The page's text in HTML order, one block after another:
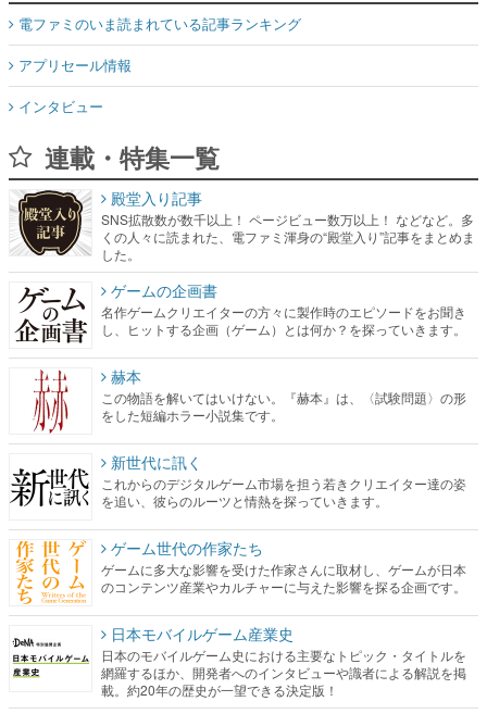
電ファミのいま読まれている記事ランキング
アプリセール情報
インタビュー
連載・特集一覧
殿堂入り記事
SNS拡散数が数千以上！ ページビュー数万以上！ などなど。多
くの人々に読まれた、電ファミ渾身の“殿堂入り”記事をまとめま
した。
ゲームの企画書
名作ゲームクリエイターの方々に製作時のエピソードをお聞き
し、ヒットする企画（ゲーム）とは何か？を探っていきます。
赫本
この物語を解いてはいけない。『赫本』は、〈試験問題〉の形
をした短編ホラー小説集です。
新世代に訊く
これからのデジタルゲーム市場を担う若きクリエイター達の姿
を追い、彼らのルーツと情熱を探っていきます。
ゲーム世代の作家たち
ゲームに多大な影響を受けた作家さんに取材し、ゲームが日本
のコンテンツ産業やカルチャーに与えた影響を探る企画です。
日本モバイルゲーム産業史
日本のモバイルゲーム史における主要なトピック・タイトルを
網羅するほか、開発者へのインタビューや識者による解説を掲
載。約20年の歴史が一望できる決定版！